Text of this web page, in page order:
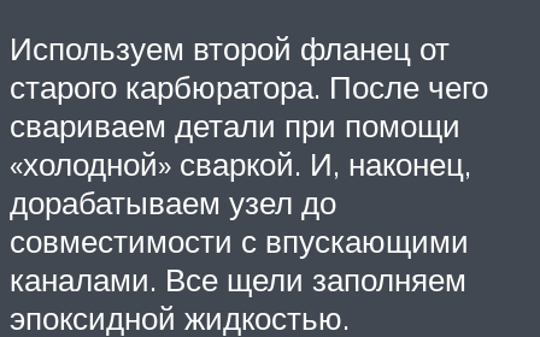
Используем второй фланец от
старого карбюратора. После чего
свариваем детали при помощи
«холодной» сваркой. И, наконец,
дорабатываем узел до
совместимости с впускающими
каналами. Все щели заполняем
эпоксидной жидкостью.